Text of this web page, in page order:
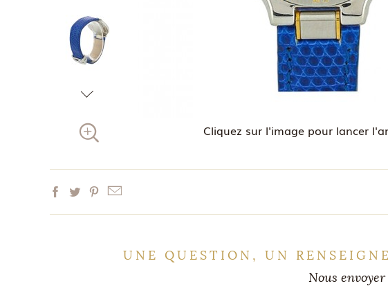
Cliquez sur l'image pour lancer
UNE QUESTION, UN
Nous envoyer